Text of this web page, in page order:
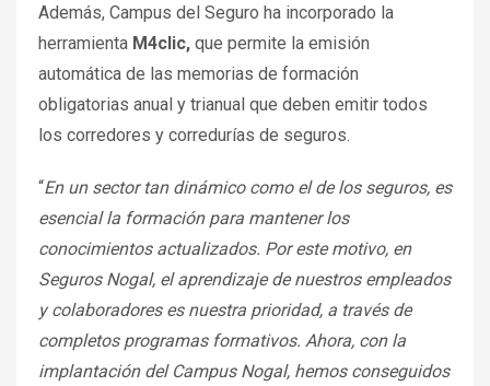
Además, Campus del Seguro ha incorporado la
herramienta M4clic, que permite la emisión
automática de las memorias de formación
obligatorias anual y trianual que deben emitir todos
los corredores y corredurías de seguros.
“En un sector tan dinámico como el de los seguros, es
esencial la formación para mantener los
conocimientos actualizados. Por este motivo, en
Seguros Nogal, el aprendizaje de nuestros empleados
y colaboradores es nuestra prioridad, a través de
completos programas formativos. Ahora, con la
implantación del Campus Nogal, hemos conseguidos